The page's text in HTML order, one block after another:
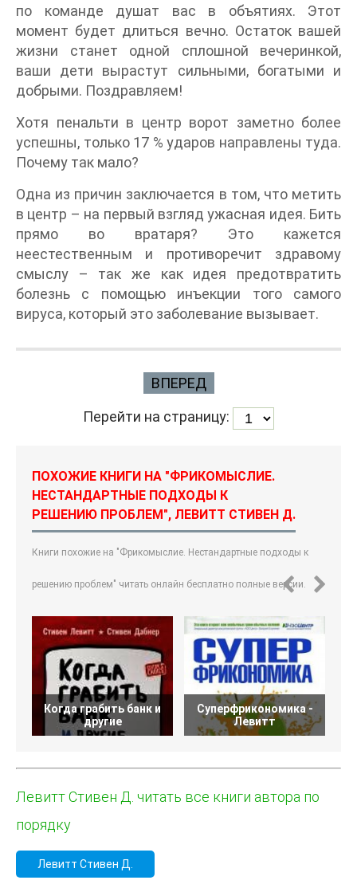
по команде душат вас в объятиях. Этот
момент будет длиться вечно. Остаток вашей
жизни станет одной сплошной вечеринкой,
ваши дети вырастут сильными, богатыми и
добрыми. Поздравляем!
Хотя пенальти в центр ворот заметно более
успешны, только 17 % ударов направлены туда.
Почему так мало?
Одна из причин заключается в том, что метить
в центр – на первый взгляд ужасная идея. Бить
прямо во вратаря? Это кажется
неестественным и противоречит здравому
смыслу – так же как идея предотвратить
болезнь с помощью инъекции того самого
вируса, который это заболевание вызывает.
ВПЕРЕД
Перейти на страницу:
ПОХОЖИЕ КНИГИ НА "ФРИКОМЫСЛИЕ.
НЕСТАНДАРТНЫЕ ПОДХОДЫ К
РЕШЕНИЮ ПРОБЛЕМ", ЛЕВИТТ СТИВЕН Д.
Книги похожие на "Фрикомыслие. Нестандартные подходы к
решению проблем" читать онлайн бесплатно полные версии.
Когда грабить банк и
другие
Суперфрикономика -
Левитт
Левитт Стивен Д. читать все книги автора по
порядку
Левитт Стивен Д.